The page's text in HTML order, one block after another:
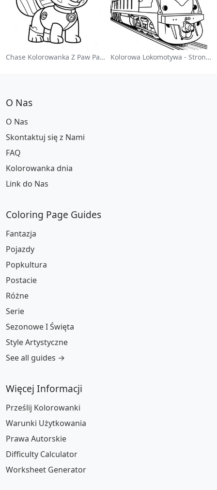
Chase Kolorowanka Z Paw Patrol Kolorowa Lokomotywa - Strona Do Kolorowania
O Nas
O Nas
Skontaktuj się z Nami
FAQ
Kolorowanka dnia
Link do Nas
Coloring Page Guides
Fantazja
Pojazdy
Popkultura
Postacie
Różne
Serie
Sezonowe I Święta
Style Artystyczne
See all guides →
Więcej Informacji
Prześlij Kolorowanki
Warunki Użytkowania
Prawa Autorskie
Difficulty Calculator
Worksheet Generator